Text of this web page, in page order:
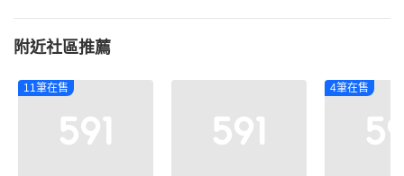
附近社區推薦
11筆在售 4筆在售